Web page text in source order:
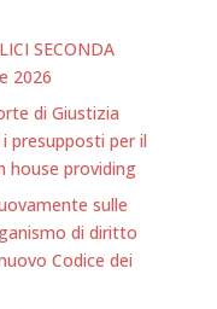
SECONDA
2026
di Giustizia
presupposti per il
house providing
sulle
di diritto
Codice dei